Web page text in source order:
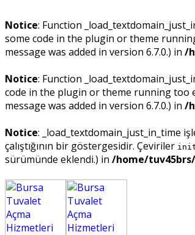
Notice: Function
some code in the plugin or theme
message was added in version 6.7.0.) in /
Notice: Function
code in the plugin or theme running too
message was added in version 6.7.0.) in /
Notice: _load_textdomain_just_in_time
çalıştığının bir göstergesidir. Çeviriler
sürümünde eklendi.) in /home/